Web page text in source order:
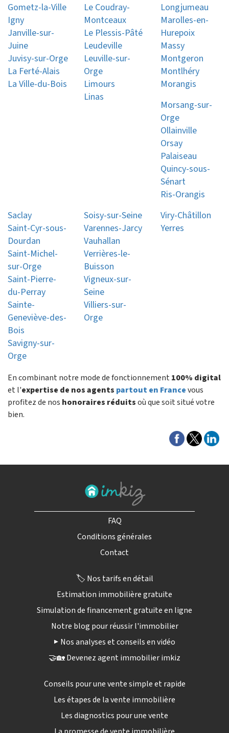
Gometz-la-Ville
Igny
Janville-sur-
Juine
Juvisy-sur-Orge
La Ferté-Alais
La Ville-du-Bois
Le Coudray-
Montceaux
Le Plessis-Pâté
Leudeville
Leuville-sur-
Orge
Limours
Linas
Longjumeau
Marolles-en-
Hurepoix
Massy
Montgeron
Montlhéry
Morangis
Morsang-sur-
Orge
Ollainville
Orsay
Palaiseau
Quincy-sous-
Sénart
Ris-Orangis
Saclay
Saint-Cyr-sous-
Dourdan
Saint-Michel-
sur-Orge
Saint-Pierre-
du-Perray
Sainte-
Geneviève-des-
Bois
Savigny-sur-
Orge
Soisy-sur-Seine
Varennes-Jarcy
Vauhallan
Verrières-le-
Buisson
Vigneux-sur-
Seine
Villiers-sur-
Orge
Viry-Châtillon
Yerres
En combinant notre mode de fonctionnement 100% digital
et l'expertise de nos agents partout en Francevous
profitez de nos honoraires réduitsoù que soit situé votre
bien.
FAQ
Conditions générales
Contact
🏷️ Nos tarifs en détail
Estimation immobilière gratuite
Simulation de financement gratuite en ligne
Notre blog pour réussir l'immobilier
▶️ Nos analyses et conseils en vidéo
🤝🏡 Devenez agent immobilier imkiz
Conseils pour une vente simple et rapide
Les étapes de la vente immobilière
Les diagnostics pour une vente